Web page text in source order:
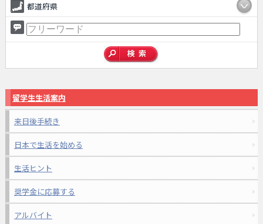
都道府県
留学生生活案内
来日後手続き
日本で生活を始める
生活ヒント
奨学金に応募する
アルバイト